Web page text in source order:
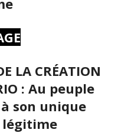
LA CRÉATION
: Au peuple
son unique